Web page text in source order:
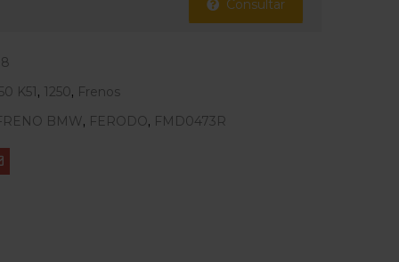
Consultar
K51, 1250, Frenos
BMW, FERODO, FMD0473R